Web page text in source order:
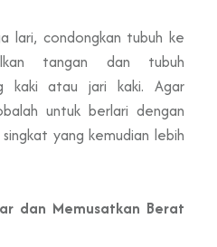
lari, condongkan tubuh ke
tangan dan tubuh
kaki atau jari kaki. Agar
untuk berlari dengan
yang kemudian lebih
dan Memusatkan Berat